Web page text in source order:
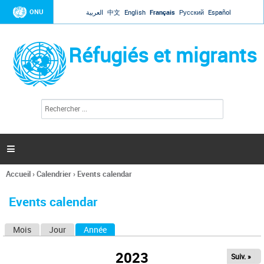
Jump to navigation
ONU العربية 中文 English Français Русский Español
Réfugiés et migrants
l
c
h
e

Vous
ici
Accueil›Calendrier› Events calendar
Events calendar
Mois Jour Année
2023 Suiv. »